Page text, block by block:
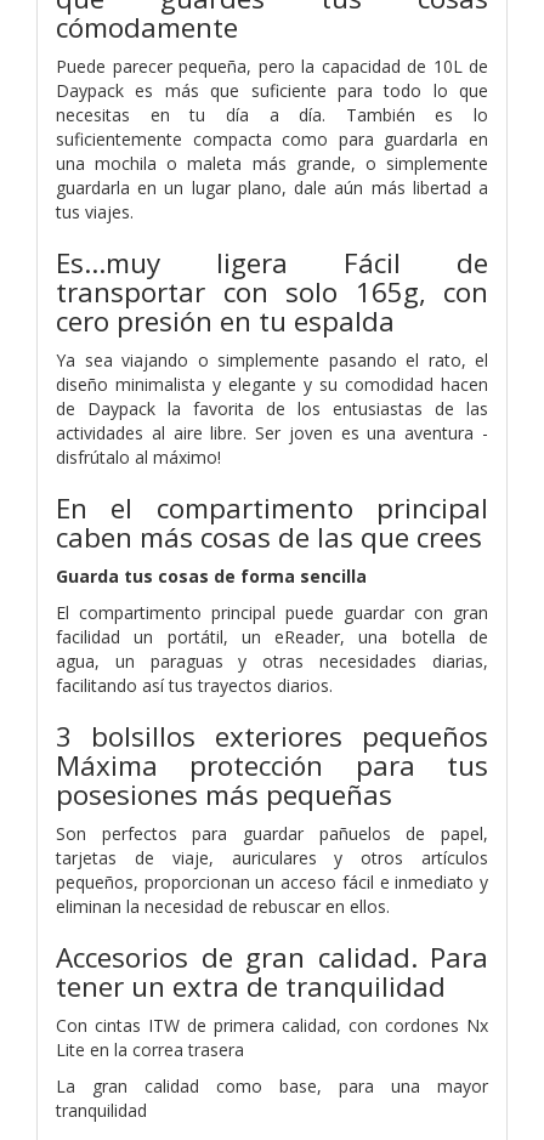
cómodamente
Puede parecer pequeña, pero la capacidad de 10L de
Daypack es más que suficiente para todo lo que
necesitas en tu día a día. También es lo
suficientemente compacta como para guardarla en
una mochila o maleta más grande, o simplemente
guardarla en un lugar plano, dale aún más libertad a
tus viajes.
Es...muy ligera Fácil de
transportar con solo 165g, con
cero presión en tu espalda
Ya sea viajando o simplemente pasando el rato, el
diseño minimalista y elegante y su comodidad hacen
de Daypack la favorita de los entusiastas de las
actividades al aire libre. Ser joven es una aventura -
disfrútalo al máximo!
En el compartimento principal
caben más cosas de las que crees
Guarda tus cosas de forma sencilla
El compartimento principal puede guardar con gran
facilidad un portátil, un eReader, una botella de
agua, un paraguas y otras necesidades diarias,
facilitando así tus trayectos diarios.
3 bolsillos exteriores pequeños
Máxima protección para tus
posesiones más pequeñas
Son perfectos para guardar pañuelos de papel,
tarjetas de viaje, auriculares y otros artículos
pequeños, proporcionan un acceso fácil e inmediato y
eliminan la necesidad de rebuscar en ellos.
Accesorios de gran calidad. Para
tener un extra de tranquilidad
Con cintas ITW de primera calidad, con cordones Nx
Lite en la correa trasera
La gran calidad como base, para una mayor
tranquilidad